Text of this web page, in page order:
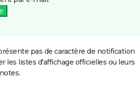
pas de caractère de notification
les listes d'affichage officielles ou leurs